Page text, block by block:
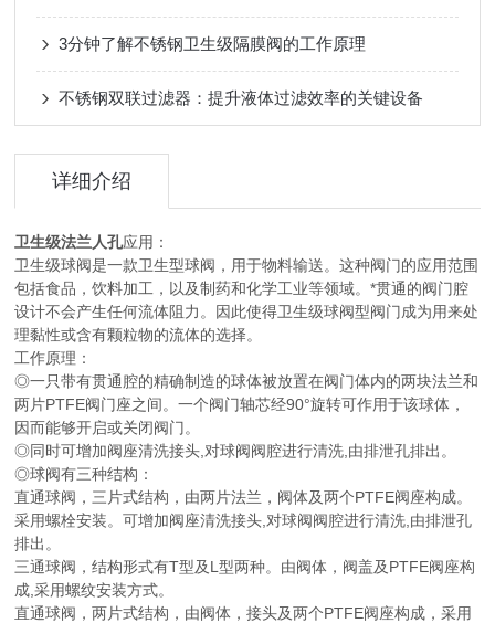
3分钟了解不锈钢卫生级隔膜阀的工作原理
不锈钢双联过滤器：提升液体过滤效率的关键设备
详细介绍
卫生级法兰人孔应用：
卫生级球阀是一款卫生型球阀，用于物料输送。这种阀门的应用范围
包括食品，饮料加工，以及制药和化学工业等领域。*贯通的阀门腔
设计不会产生任何流体阻力。因此使得卫生级球阀型阀门成为用来处
理黏性或含有颗粒物的流体的选择。
工作原理：
◎一只带有贯通腔的精确制造的球体被放置在阀门体内的两块法兰和
两片PTFE阀门座之间。一个阀门轴芯经90°旋转可作用于该球体，
因而能够开启或关闭阀门。
◎同时可增加阀座清洗接头,对球阀阀腔进行清洗,由排泄孔排出。
◎球阀有三种结构：
直通球阀，三片式结构，由两片法兰，阀体及两个PTFE阀座构成。
采用螺栓安装。可增加阀座清洗接头,对球阀阀腔进行清洗,由排泄孔
排出。
三通球阀，结构形式有T型及L型两种。由阀体，阀盖及PTFE阀座构
成,采用螺纹安装方式。
直通球阀，两片式结构，由阀体，接头及两个PTFE阀座构成，采用